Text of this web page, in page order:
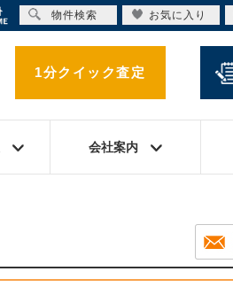
1分クイック査定
会社案内
物件検索 お気に入り